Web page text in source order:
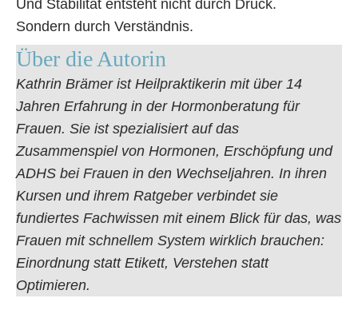
Und Stabilität entsteht nicht durch Druck.
Sondern durch Verständnis.
Über die Autorin
Kathrin Brämer ist Heilpraktikerin mit über 14
Jahren Erfahrung in der Hormonberatung für
Frauen. Sie ist spezialisiert auf das
Zusammenspiel von Hormonen, Erschöpfung und
ADHS bei Frauen in den Wechseljahren. In ihren
Kursen und ihrem Ratgeber verbindet sie
fundiertes Fachwissen mit einem Blick für das, was
Frauen mit schnellem System wirklich brauchen:
Einordnung statt Etikett, Verstehen statt
Optimieren.